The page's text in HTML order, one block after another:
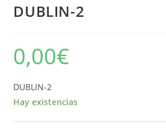
DUBLIN-2
0,00€
DUBLIN-2
Hay existencias